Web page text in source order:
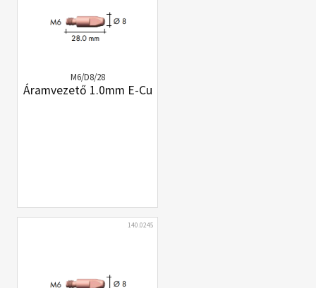
M6/D8/28
Áramvezető 1.0mm E-Cu
140.0245